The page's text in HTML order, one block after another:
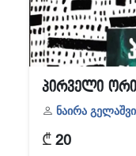
პირველი
ნაირა
₾ 20